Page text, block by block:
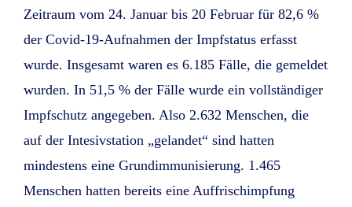
Zeitraum vom 24. Januar bis 20 Februar für 82,6 %
der Covid-19-Aufnahmen der Impfstatus erfasst
wurde. Insgesamt waren es 6.185 Fälle, die gemeldet
wurden. In 51,5 % der Fälle wurde ein vollständiger
Impfschutz angegeben. Also 2.632 Menschen, die
auf der Intesivstation „gelandet“ sind hatten
mindestens eine Grundimmunisierung. 1.465
Menschen hatten bereits eine Auffrischimpfung